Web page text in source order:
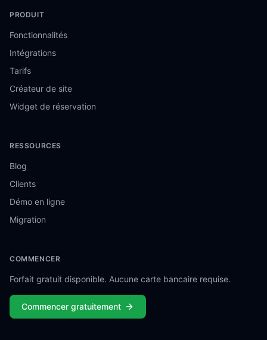
PRODUIT
Fonctionnalités
Intégrations
Tarifs
Créateur de site
Widget de réservation
RESSOURCES
Blog
Clients
Démo en ligne
Migration
COMMENCER
Forfait gratuit disponible. Aucune carte bancaire requise.
Commencer gratuitement